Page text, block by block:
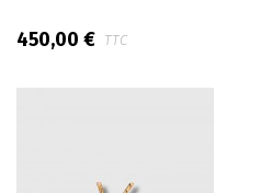
450,00 € TTC